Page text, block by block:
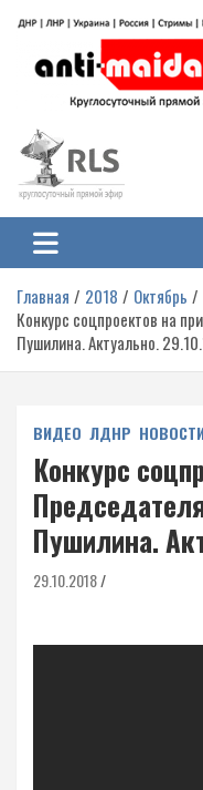
содержимому
на Украине
гражданской войне на
ЛНР и других регионах.
Главная 2018 Октябрь
Конкурс соцпроектов на
Пушилина. Актуально.
ВИДЕО ЛДНР
Конкурс
Пушилина.
29.10.2018